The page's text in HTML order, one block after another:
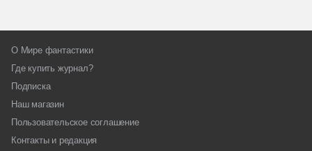
О Мире фантастики
Где купить журнал?
Подписка
Наш магазин
Пользовательское соглашение
Контакты и редакция